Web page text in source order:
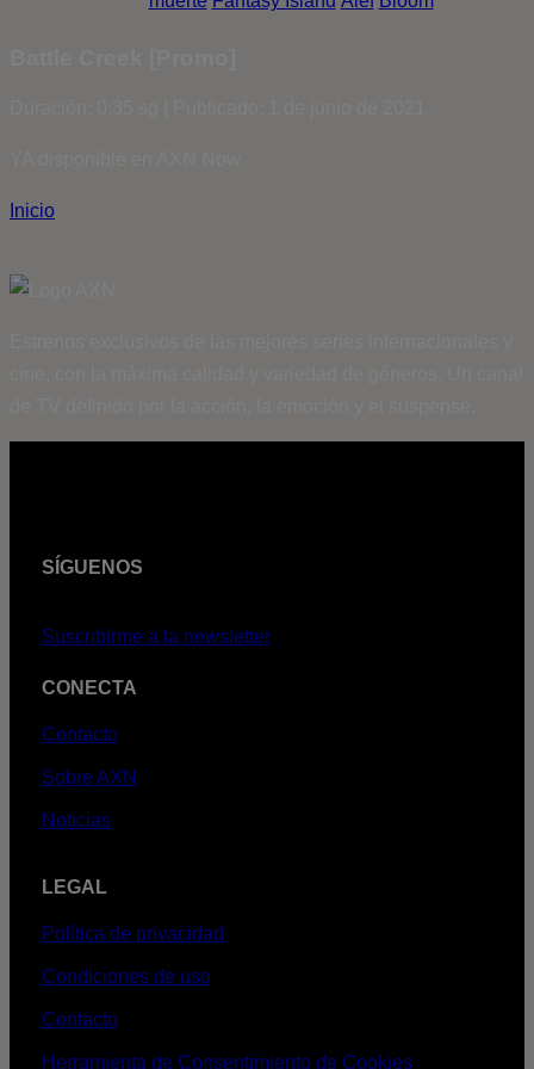
Inicio
SÍGUENOS
Suscribirme a la newsletter
CONECTA
Contacto
Sobre AXN
Noticias
LEGAL
Política de privacidad
Condiciones de uso
Contacto
Herramienta de Consentimiento de Cookies